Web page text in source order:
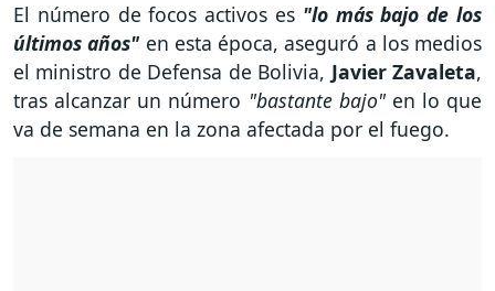
El número de focos activos es "lo más bajo de los
últimos años" en esta época, aseguró a los medios
el ministro de Defensa de Bolivia, Javier Zavaleta,
tras alcanzar un número "bastante bajo" en lo que
va de semana en la zona afectada por el fuego.